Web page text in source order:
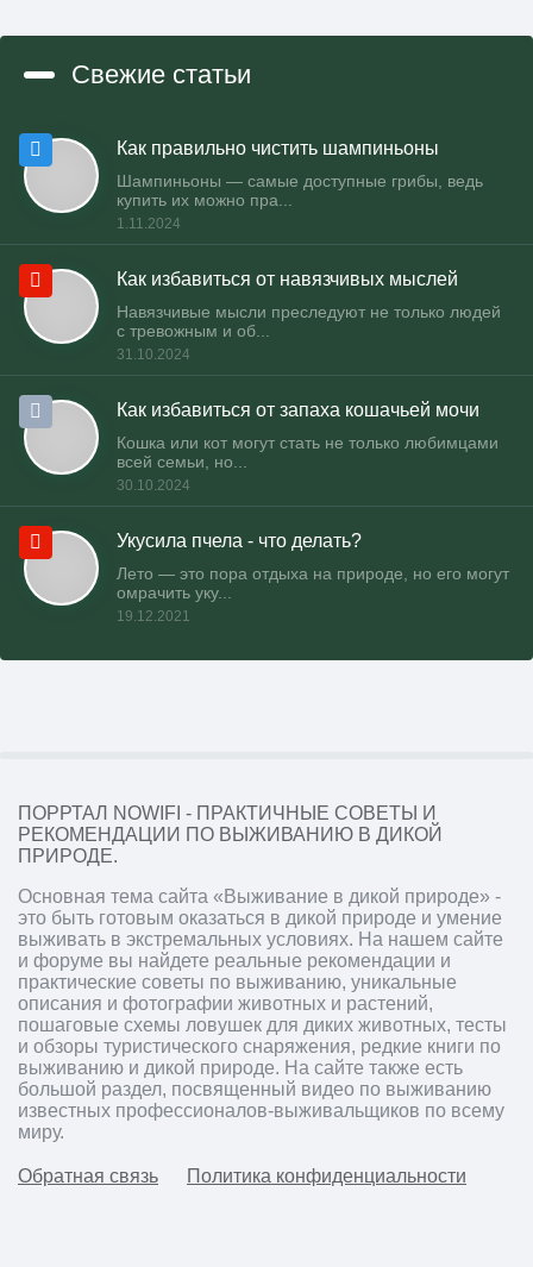
Свежие статьи
Как правильно чистить шампиньоны
Шампиньоны — самые доступные грибы, ведь
купить их можно пра...
1.11.2024
Как избавиться от навязчивых мыслей
Навязчивые мысли преследуют не только людей
с тревожным и об...
31.10.2024
Как избавиться от запаха кошачьей мочи
Кошка или кот могут стать не только любимцами
всей семьи, но...
30.10.2024
Укусила пчела - что делать?
Лето — это пора отдыха на природе, но его могут
омрачить уку...
19.12.2021
ПОРРТАЛ NOWIFI - ПРАКТИЧНЫЕ СОВЕТЫ И
РЕКОМЕНДАЦИИ ПО ВЫЖИВАНИЮ В ДИКОЙ
ПРИРОДЕ.
Основная тема сайта «Выживание в дикой природе» -
это быть готовым оказаться в дикой природе и умение
выживать в экстремальных условиях. На нашем сайте
и форуме вы найдете реальные рекомендации и
практические советы по выживанию, уникальные
описания и фотографии животных и растений,
пошаговые схемы ловушек для диких животных, тесты
и обзоры туристического снаряжения, редкие книги по
выживанию и дикой природе. На сайте также есть
большой раздел, посвященный видео по выживанию
известных профессионалов-выживальщиков по всему
миру.
Обратная связь Политика конфиденциальности